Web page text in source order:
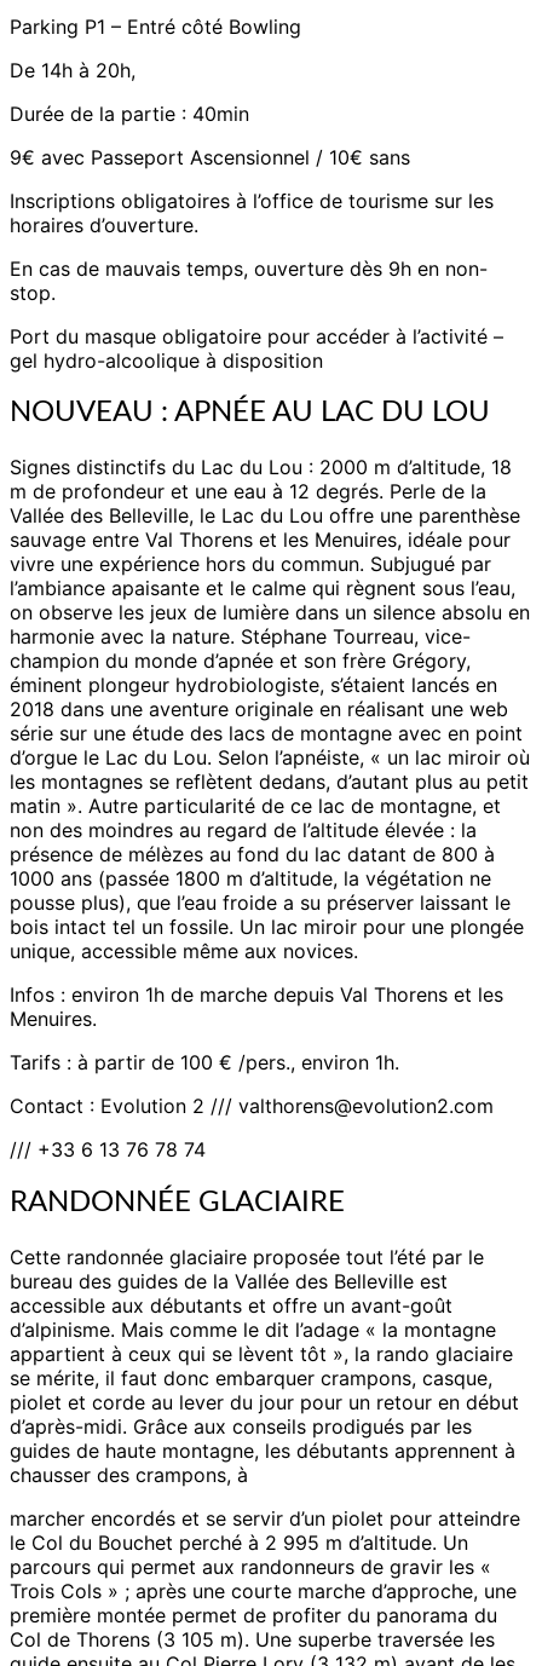
Parking P1 – Entré côté Bowling
De 14h à 20h,
Durée de la partie : 40min
9€ avec Passeport Ascensionnel / 10€ sans
Inscriptions obligatoires à l’office de tourisme sur les
horaires d’ouverture.
En cas de mauvais temps, ouverture dès 9h en non-
stop.
Port du masque obligatoire pour accéder à l’activité –
gel hydro-alcoolique à disposition
NOUVEAU : APNÉE AU LAC DU LOU
Signes distinctifs du Lac du Lou : 2000 m d’altitude, 18
m de profondeur et une eau à 12 degrés. Perle de la
Vallée des Belleville, le Lac du Lou offre une parenthèse
sauvage entre Val Thorens et les Menuires, idéale pour
vivre une expérience hors du commun. Subjugué par
l’ambiance apaisante et le calme qui règnent sous l’eau,
on observe les jeux de lumière dans un silence absolu en
harmonie avec la nature. Stéphane Tourreau, vice-
champion du monde d’apnée et son frère Grégory,
éminent plongeur hydrobiologiste, s’étaient lancés en
2018 dans une aventure originale en réalisant une web
série sur une étude des lacs de montagne avec en point
d’orgue le Lac du Lou. Selon l’apnéiste, « un lac miroir où
les montagnes se reflètent dedans, d’autant plus au petit
matin ». Autre particularité de ce lac de montagne, et
non des moindres au regard de l’altitude élevée : la
présence de mélèzes au fond du lac datant de 800 à
1000 ans (passée 1800 m d’altitude, la végétation ne
pousse plus), que l’eau froide a su préserver laissant le
bois intact tel un fossile. Un lac miroir pour une plongée
unique, accessible même aux novices.
Infos : environ 1h de marche depuis Val Thorens et les
Menuires.
Tarifs : à partir de 100 € /pers., environ 1h.
Contact : Evolution 2 /// valthorens@evolution2.com
/// +33 6 13 76 78 74
RANDONNÉE GLACIAIRE
Cette randonnée glaciaire proposée tout l’été par le
bureau des guides de la Vallée des Belleville est
accessible aux débutants et offre un avant-goût
d’alpinisme. Mais comme le dit l’adage « la montagne
appartient à ceux qui se lèvent tôt », la rando glaciaire
se mérite, il faut donc embarquer crampons, casque,
piolet et corde au lever du jour pour un retour en début
d’après-midi. Grâce aux conseils prodigués par les
guides de haute montagne, les débutants apprennent à
chausser des crampons, à
marcher encordés et se servir d’un piolet pour atteindre
le Col du Bouchet perché à 2 995 m d’altitude. Un
parcours qui permet aux randonneurs de gravir les «
Trois Cols » ; après une courte marche d’approche, une
première montée permet de profiter du panorama du
Col de Thorens (3 105 m). Une superbe traversée les